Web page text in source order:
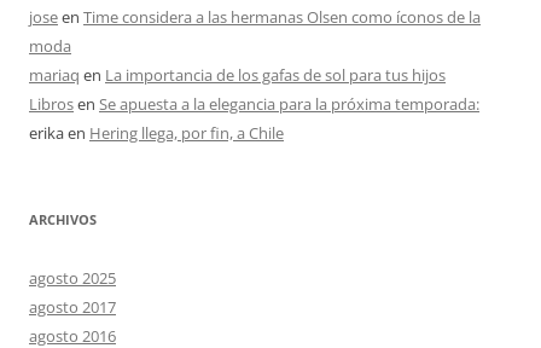
joseen Time considera a las hermanas Olsen como íconos de la
moda
mariaq en La importancia de los gafas de sol para tus hijos
Librosen Se apuesta a la elegancia para la próxima temporada:
erikaen Hering llega, por fin, a Chile
ARCHIVOS
agosto 2025
agosto 2017
agosto 2016